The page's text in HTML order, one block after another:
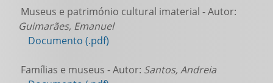
Museus e património cultural imaterial - Autor:
Guimarães, Emanuel
Documento (.pdf)
Famílias e museus - Autor: Santos, Andreia